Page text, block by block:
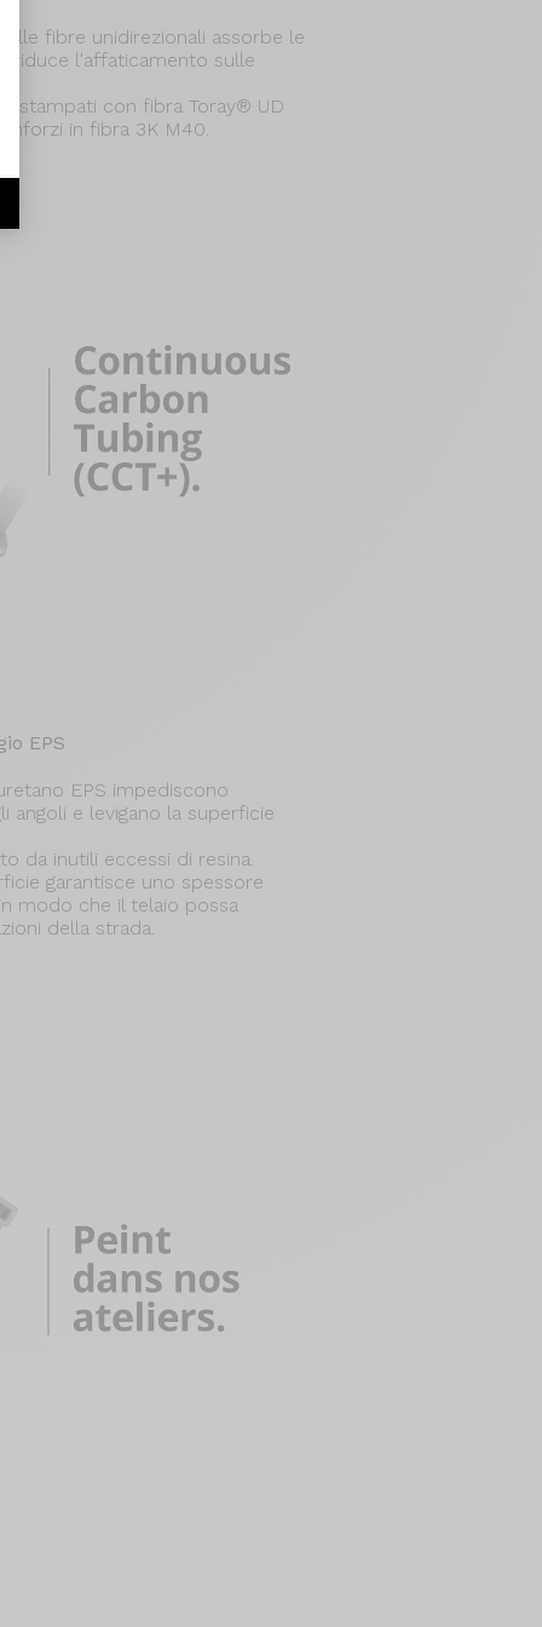
fibre unidirezionali assorbe le
riduce l'affaticamento sulle
stampati con fibra Toray® UD
in fibra 3K M40.
EPS
EPS impediscono
angoli e levigano la superficie
da inutili eccessi di resina.
garantisce uno spessore
modo che il telaio possa
della strada.